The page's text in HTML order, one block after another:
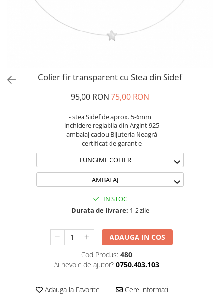
Coliere Transparente cu Stea
Coliere Transparente cu Soare
Coliere Transparente cu Semilună
Coliere Transparente cu Flori
Coliere Transparente cu Animale
Coliere Transparente cu Pietre
Coliere Transparente Diverse
LĂNȚIȘOARE ARGINT
Lănțișoare cu Inimioare
Lănțișoare cu Cruce
Lănțișoare cu Soare
Lănțișoare cu Zodii
Lănțișoare cu Molecule
Lănțișoare Argint Diverse
Brățări din Argint cu pietre
semiprețioase
Brățări elastice cu pietre
Colier fir transparent cu Stea din Sidef
95,00 RON75,00 RON
- stea Sidef de aprox. 5-6mm
- inchidere reglabila din Argint 925
- ambalaj cadou Bijuteria Neagră
- certificat de garantie
LUNGIME COLIER
AMBALAJ
IN STOC
Durata de livrare: 1-2 zile
ADAUGA IN COS
Cod Produs: 480
Ai nevoie de ajutor? 0750.403.103
Adauga la Favorite Cere informatii